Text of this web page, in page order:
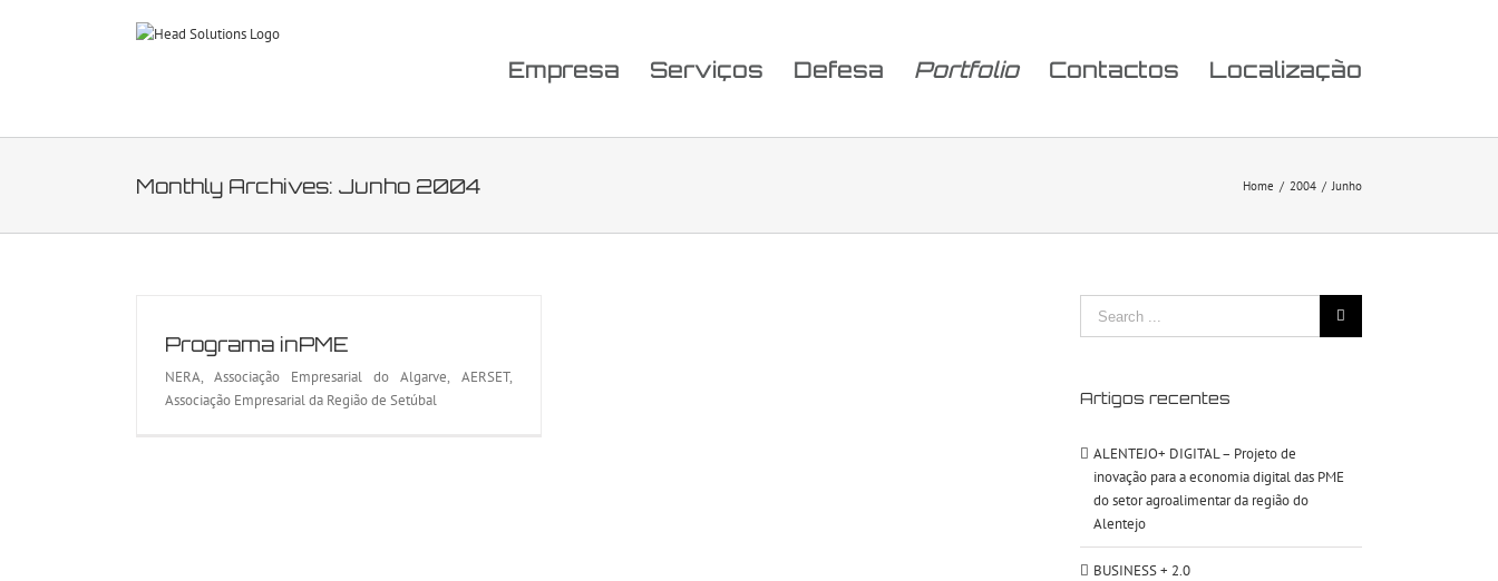
Empresa Serviços Defesa Portfolio Contactos Localização
Monthly Archives: Junho 2004 Home / 2004 / Junho
Programa inPME
NERA, Associação Empresarial do Algarve, AERSET,
Associação Empresarial da Região de Setúbal
Artigos recentes
ALENTEJO+ DIGITAL – Projeto de
inovação para a economia digital das PME
do setor agroalimentar da região do
Alentejo
BUSINESS + 2.0